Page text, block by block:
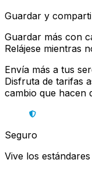
Guardar y
Guardar más con
Relájese mientras
Envía más a tus
Disfruta de tarifas
cambio que hacen
Seguro
Vive los